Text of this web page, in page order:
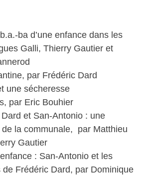
ba d’une enfance dans les
Galli, Thierry Gautier et
par Frédéric Dard
une sécheresse
par Eric Bouhier
et San-Antonio : une
la communale, par Matthieu
Gautier
: San-Antonio et les
de Frédéric Dard, par Dominique